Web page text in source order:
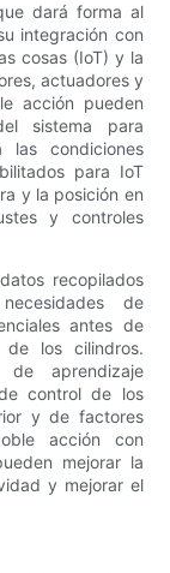
dará forma al
integración con
cosas (IoT) y la
actuadores y
acción pueden
sistema para
condiciones
para IoT
y la posición en
y controles
recopilados
de
antes de
los cilindros.
aprendizaje
control de los
y de factores
acción con
mejorar la
y mejorar el